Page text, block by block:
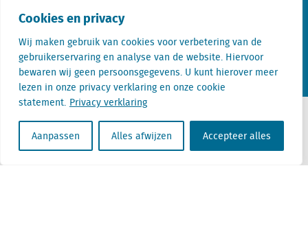
Cookies en privacy
Wij maken gebruik van cookies voor verbetering van de
gebruikerservaring en analyse van de website. Hiervoor
bewaren wij geen persoonsgegevens. U kunt hierover meer
lezen in onze privacy verklaring en onze cookie
statement. Privacy verklaring
Aanpassen Alles afwijzen Accepteer alles
KvK nr. Utrecht 27129168
BTW nr. 0094.53.465.B.01
Aanmelden nieuwsbrief Vacatures Linkedin Twitter
Contact